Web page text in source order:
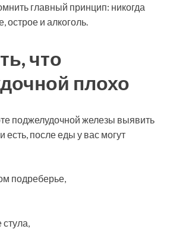
главный принцип: никогда
острое и алкоголь.
что
плохо
поджелудочной железы выявить
есть, после еды у вас могут
подреберье,